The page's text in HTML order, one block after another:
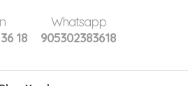
18
Whatsapp
905302383618